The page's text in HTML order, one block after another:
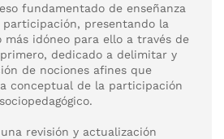
fundamentado de enseñanza
presentando la
más idóneo para ello a través de
dedicado a delimitar y
de nociones afines que
conceptual de la participación
revisión y actualización